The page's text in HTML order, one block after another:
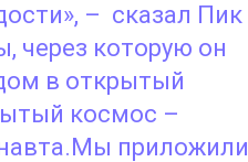
– сказал Пик
через которую он
в открытый
космос –
приложили